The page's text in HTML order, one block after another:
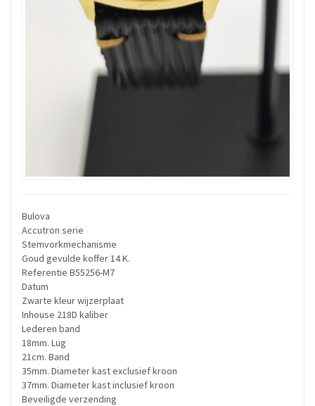
Bulova
Accutron serie
Stemvorkmechanisme
Goud gevulde koffer 14 K.
Referentie B55256-M7
Datum
Zwarte kleur wijzerplaat
Inhouse 218D kaliber
Lederen band
18mm. Lug
21cm. Band
35mm. Diameter kast exclusief kroon
37mm. Diameter kast inclusief kroon
Beveiligde verzending